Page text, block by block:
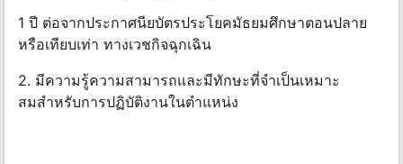
1 ปี ต่อจากประกาศนียบัตรประโยคมัธยมศึกษาตอนปลาย
หรือเทียบเท่า ทางเวชกิจฉุกเฉิน
2. มีความรู้ความสามารถและมีทักษะที่จําเป็นเหมาะ
สมสําหรับการปฏิบัติงานในตําแหน่ง